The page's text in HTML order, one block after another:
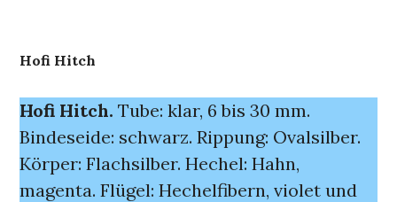
Hofi Hitch
Hofi Hitch. Tube: klar, 6 bis 30 mm.
Bindeseide: schwarz. Rippung: Ovalsilber.
Körper: Flachsilber. Hechel: Hahn,
magenta. Flügel: Hechelfibern, violet und